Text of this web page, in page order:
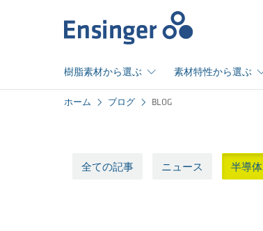
ー
ム
樹脂素材から選ぶ 素材特性から選ぶ
ホーム ブログ BLOG
全ての記事 ニュース 半導体